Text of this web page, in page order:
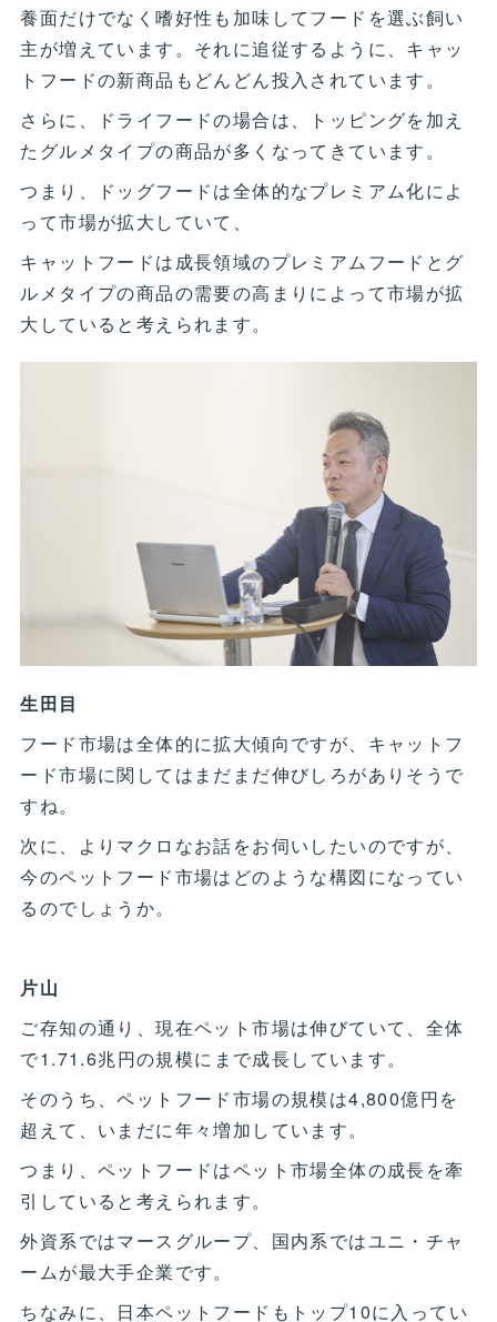
養面だけでなく嗜好性も加味してフードを選ぶ飼い
主が増えています。それに追従するように、キャッ
トフードの新商品もどんどん投入されています。
さらに、ドライフードの場合は、トッピングを加え
たグルメタイプの商品が多くなってきています。
つまり、ドッグフードは全体的なプレミアム化によ
って市場が拡大していて、
キャットフードは成長領域のプレミアムフードとグ
ルメタイプの商品の需要の高まりによって市場が拡
大していると考えられます。
生田目
フード市場は全体的に拡大傾向ですが、キャットフ
ード市場に関してはまだまだ伸びしろがありそうで
すね。
次に、よりマクロなお話をお伺いしたいのですが、
今のペットフード市場はどのような構図になってい
るのでしょうか。
片山
ご存知の通り、現在ペット市場は伸びていて、全体
で1.71.6兆円の規模にまで成長しています。
そのうち、ペットフード市場の規模は4,800億円を
超えて、いまだに年々増加しています。
つまり、ペットフードはペット市場全体の成長を牽
引していると考えられます。
外資系ではマースグループ、国内系ではユニ・チャ
ームが最大手企業です。
ちなみに、日本ペットフードもトップ10に入ってい